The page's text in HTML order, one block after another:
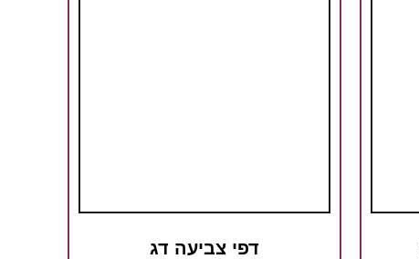
דפי צביעה דג